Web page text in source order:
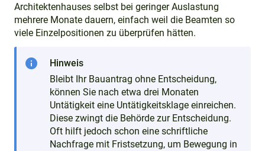
Architektenhauses selbst bei geringer Auslastung
mehrere Monate dauern, einfach weil die Beamten so
viele Einzelpositionen zu überprüfen hätten.
info
Hinweis
Bleibt Ihr Bauantrag ohne Entscheidung,
können Sie nach etwa drei Monaten
Untätigkeit eine Untätigkeitsklage einreichen.
Diese zwingt die Behörde zur Entscheidung.
Oft hilft jedoch schon eine schriftliche
Nachfrage mit Fristsetzung, um Bewegung in